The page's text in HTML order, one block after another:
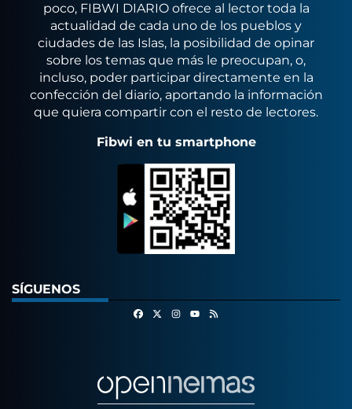
poco, FIBWI DIARIO ofrece al lector toda la
actualidad de cada uno de los pueblos y
ciudades de las Islas, la posibilidad de opinar
sobre los temas que más le preocupan, o,
incluso, poder participar directamente en la
confección del diario, aportando la información
que quiera compartir con el resto de lectores.
Fibwi en tu smartphone
SÍGUENOS
FacebookInstagram